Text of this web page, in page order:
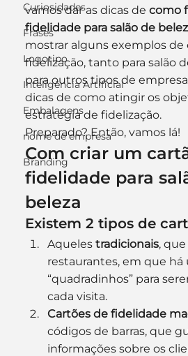
Curiosidades
Frases
Logotipo
Inteligência Artificial
Embalagens
nome de empresa
Branding
vamos dar as dicas de como
fidelidade para salão de
mostrar alguns exemplos de
fidelização, tanto para salão
para outros tipos de
dicas de como atingir os
estratégia de fidelização.
Preparado? Então, vamos lá!
Com criar um
fidelidade para
beleza
Existem 2 tipos de
Aqueles tradicionais,
restaurantes, em que
“quadradinhos” para
cada visita.
Cartões de fidelidade
códigos de barras, que
informações sobre os